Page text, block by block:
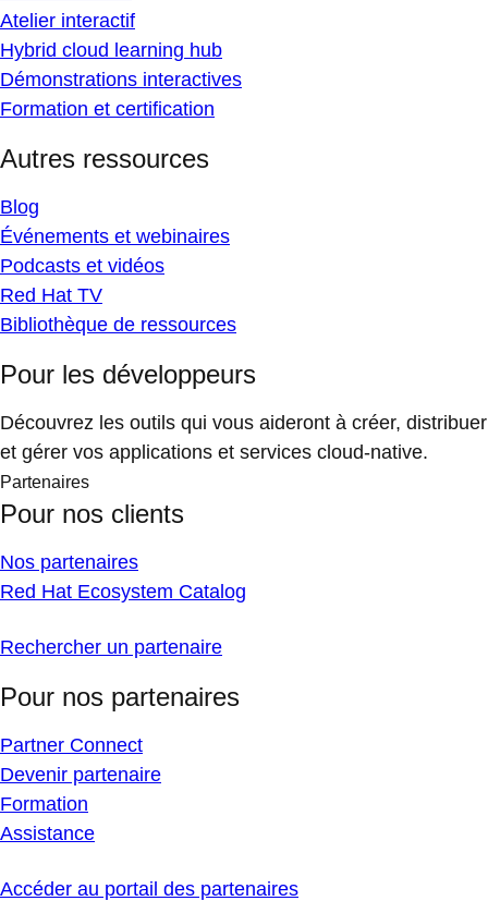
Atelier interactif
Hybrid cloud learning hub
Démonstrations interactives
Formation et certification
Autres ressources
Blog
Événements et webinaires
Podcasts et vidéos
Red Hat TV
Bibliothèque de ressources
Pour les développeurs
Découvrez les outils qui vous aideront à créer, distribuer
et gérer vos applications et services cloud-native.
Partenaires
Pour nos clients
Nos partenaires
Red Hat Ecosystem Catalog
Rechercher un partenaire
Pour nos partenaires
Partner Connect
Devenir partenaire
Formation
Assistance
Accéder au portail des partenaires